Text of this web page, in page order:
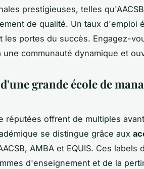
prestigieuses, telles
de qualité. Un taux d'emploi
les portes du succès. Engagez-
communauté dynamique et
grande école de
réputées offrent de multiples
se distingue grâce aux
AMBA et EQUIS. Ces labels
d'enseignement et de la